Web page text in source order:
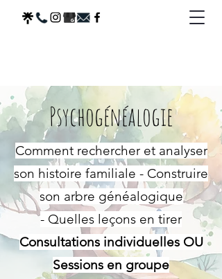
Psychogénéalogie
Comment rechercher et analyser
son histoire familiale - Construire
son arbre généalogique
- Quelles leçons en tirer
Consultations individuelles OU
Sessions en groupe